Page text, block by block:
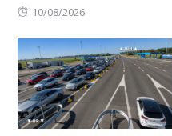
Posted
10/08/2026